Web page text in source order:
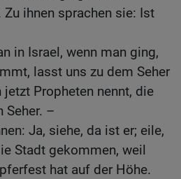
ihnen sprachen sie: Ist
in Israel, wenn man ging,
lasst uns zu dem Seher
jetzt Propheten nennt, die
Seher. –
Ja, siehe, da ist er; eile,
Stadt gekommen, weil
hat auf der Höhe.